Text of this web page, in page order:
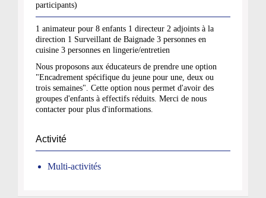
participants)
1 animateur pour 8 enfants 1 directeur 2 adjoints à la
direction 1 Surveillant de Baignade 3 personnes en
cuisine 3 personnes en lingerie/entretien
Nous proposons aux éducateurs de prendre une option
"Encadrement spécifique du jeune pour une, deux ou
trois semaines". Cette option nous permet d'avoir des
groupes d'enfants à effectifs réduits. Merci de nous
contacter pour plus d'informations.
Activité
Multi-activités